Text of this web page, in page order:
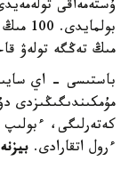
ۇستەمەاقى
مىڭ تەڭگە تولەۋ
باستىسى - اي
مۇمكىندىگىڭىزدى
كەتەرلىگى،
ءرول اتقارادى.